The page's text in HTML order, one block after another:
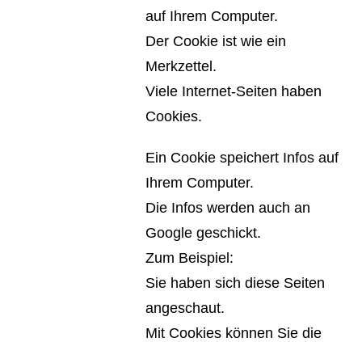
auf Ihrem Computer.
Der Cookie ist wie ein
Merkzettel.
Viele Internet-Seiten haben
Cookies.
Ein Cookie speichert Infos auf
Ihrem Computer.
Die Infos werden auch an
Google geschickt.
Zum Beispiel:
Sie haben sich diese Seiten
angeschaut.
Mit Cookies können Sie die